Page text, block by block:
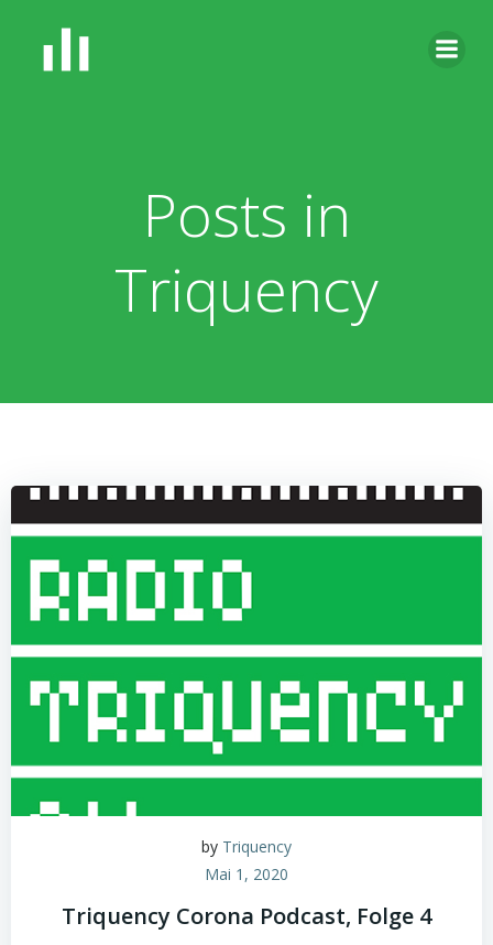
Posts in
Triquency
by Triquency
Mai 1, 2020
Triquency Corona Podcast, Folge 4